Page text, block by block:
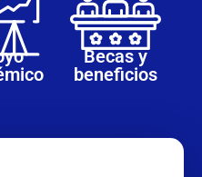
Becas y
beneficios